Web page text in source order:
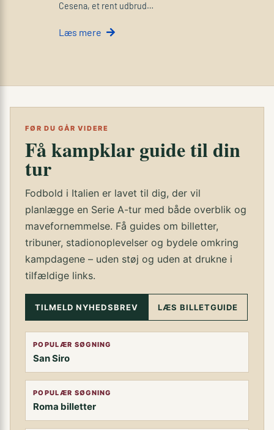
Cesena, et rent udbrud…
Læs mere
FØR DU GÅR VIDERE
Få kampklar guide til din
tur
Fodbold i Italien er lavet til dig, der vil
planlægge en Serie A-tur med både overblik og
mavefornemmelse. Få guides om billetter,
tribuner, stadionoplevelser og bydele omkring
kampdagene – uden støj og uden at drukne i
tilfældige links.
TILMELD NYHEDSBREV LÆS BILLETGUIDE
POPULÆR SØGNING
San Siro
POPULÆR SØGNING
Roma billetter